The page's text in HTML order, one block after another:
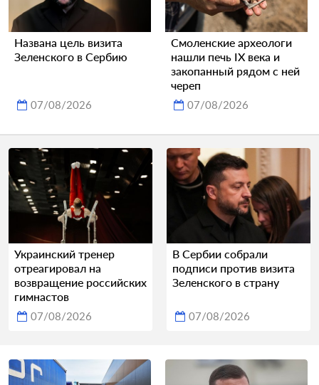
Названа цель визита
Зеленского в Сербию
07/08/2026
Смоленские археологи
нашли печь IX века и
закопанный рядом с ней
череп
07/08/2026
Украинский тренер
отреагировал на
возвращение российских
гимнастов
07/08/2026
В Сербии собрали
подписи против визита
Зеленского в страну
07/08/2026